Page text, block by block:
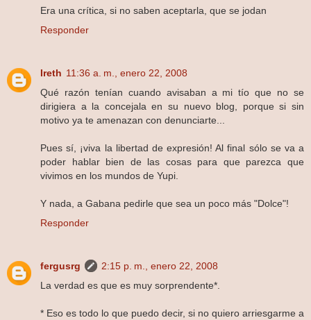
Era una crítica, si no saben aceptarla, que se jodan
Responder
Ireth 11:36 a. m., enero 22, 2008
Qué razón tenían cuando avisaban a mi tío que no se
dirigiera a la concejala en su nuevo blog, porque si sin
motivo ya te amenazan con denunciarte...
Pues sí, ¡viva la libertad de expresión! Al final sólo se va a
poder hablar bien de las cosas para que parezca que
vivimos en los mundos de Yupi.
Y nada, a Gabana pedirle que sea un poco más "Dolce"!
Responder
fergusrg
2:15 p. m., enero 22, 2008
La verdad es que es muy sorprendente*.
* Eso es todo lo que puedo decir, si no quiero arriesgarme a